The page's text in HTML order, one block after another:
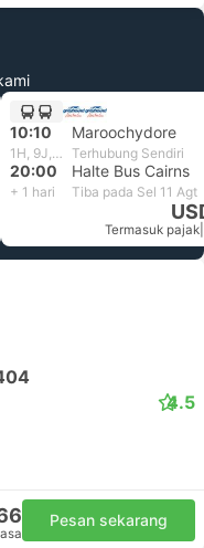
10:10 Maroochydore
1H, 9J, 50m Terhubung Sendiri
20:00 Halte Bus Cairns
+ 1 hari Tiba pada Sel 11 Agt
Termasuk pajak
4.5
Pesan sekarang